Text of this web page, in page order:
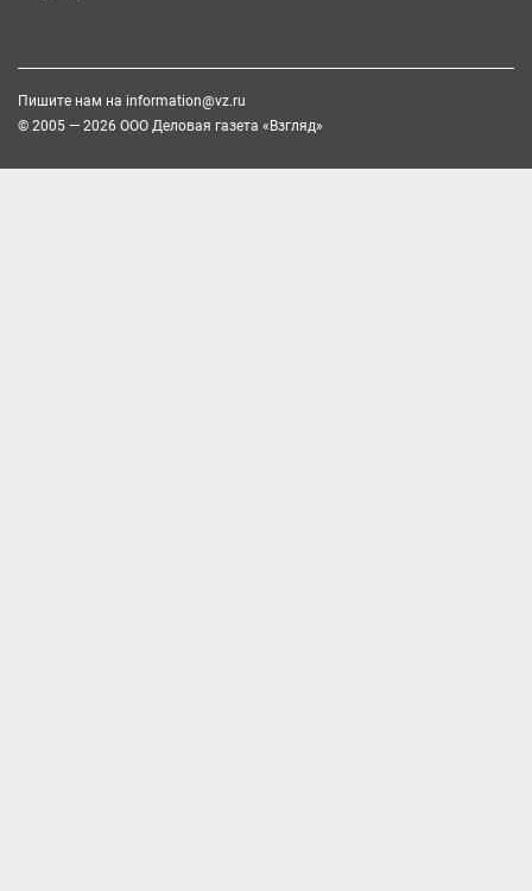
Пишите нам на information@vz.ru
© 2005 — 2026 ООО Деловая газета «Взгляд»